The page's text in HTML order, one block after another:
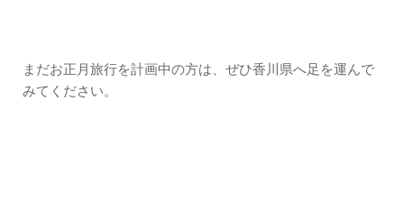
まだお正月旅行を計画中の方は、ぜひ香川県へ足を運んで
みてください。